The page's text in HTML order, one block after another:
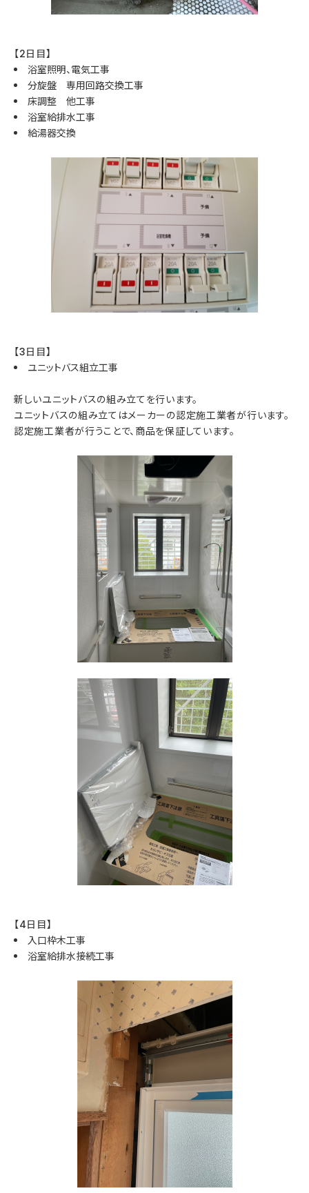
【2日目】
浴室照明、電気工事
分旋盤 専用回路交換工事
床調整 他工事
浴室給排水工事
給湯器交換
【3日目】
ユニットバス組立工事
新しいユニットバスの組み立てを行います。
ユニットバスの組み立てはメーカーの認定施工業者が行います。
認定施工業者が行うことで、商品を保証しています。
【4日目】
入口枠木工事
浴室給排水接続工事